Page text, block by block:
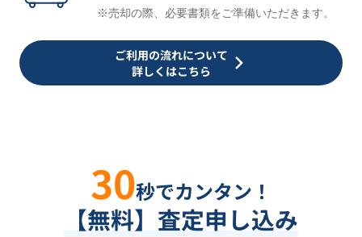
※売却の際、必要書類をご準備いただきます。
ご利用の流れについて
詳しくはこちら
30秒でカンタン！
【無料】査定申し込み